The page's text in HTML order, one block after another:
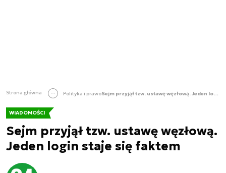
Strona główna Polityka i prawo Sejm przyjął tzw. ustawę węzłową. Jeden login staje się faktem
WIADOMOŚCI
Sejm przyjął tzw. ustawę węzłową.
Jeden login staje się faktem